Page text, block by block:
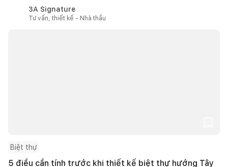
3A Signature
Tư vấn, thiết kế - Nhà thầu
Biệt thự
5 điều cần tính trước khi thiết kế biệt thự hướng Tây